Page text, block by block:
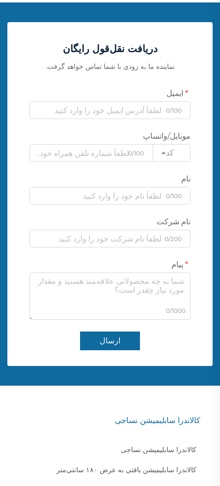
دریافت نقل‌قول رایگان
نماینده ما به زودی با شما تماس خواهد گرفت.
ایمیل
0/100
موبایل/واتساپ
کد
0/100
نام
0/100
نام شرکت
0/200
پیام
0/1000
ارسال
کالاندرا سابلیمیشن نساجی
کالاندرا سابلیمیشن نساجی
کالاندرا سابلیمیشن بافتی به عرض ۱۸۰ سانتی‌متر